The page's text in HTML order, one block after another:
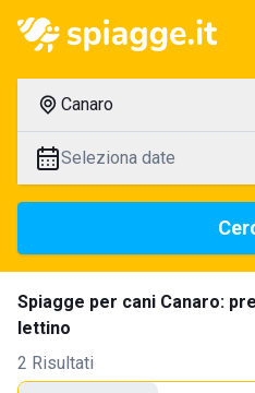
Canaro
Seleziona date
Spiagge per cani Canaro:
lettino
2 Risultati